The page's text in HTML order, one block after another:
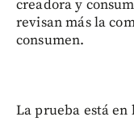
creadora y
revisan más la
consumen.
La prueba está en